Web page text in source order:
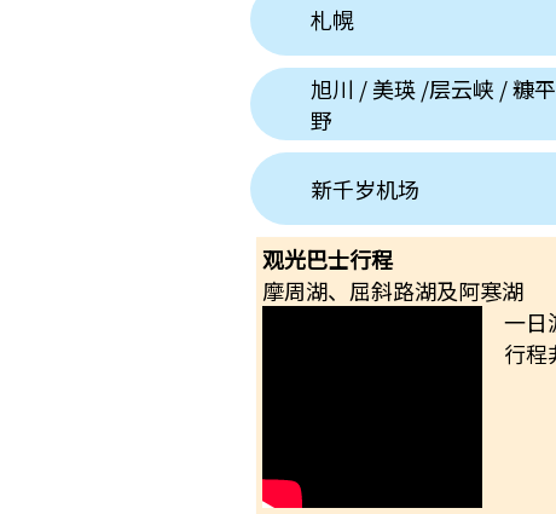
札幌
旭川 / 美瑛 /层云峡 / 糠
野
新千岁机场
观光巴士行程
摩周湖、屈斜路湖及阿寒湖
一日
行程